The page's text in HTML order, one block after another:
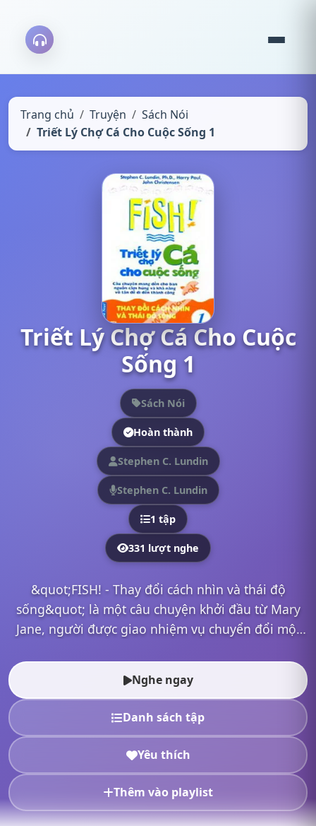
Trang chủ Truyện
Sách Nói
Triết Lý Chợ Cá Cho Cuộc Sống 1
Triết Lý Chợ Cá Cho Cuộc
Sống 1
Sách Nói
Hoàn thành
Stephen C. Lundin
Stephen C. Lundin
1 tập
331 lượt nghe
&quot;FISH! - Thay đổi cách nhìn và thái độ
sống&quot; là một câu chuyện khởi đầu từ Mary
Jane, người được giao nhiệm vụ chuyển đổi một
Nghe ngay
Danh sách tập
Yêu thích
Thêm vào playlist